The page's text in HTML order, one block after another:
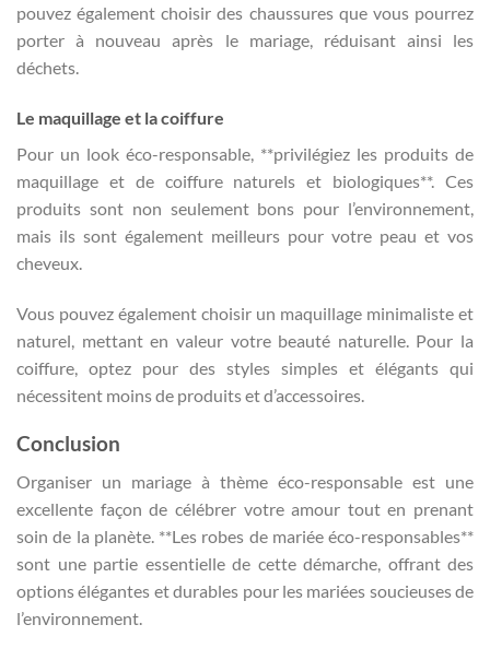
pouvez également choisir des chaussures que vous pourrez
porter à nouveau après le mariage, réduisant ainsi les
déchets.
Le maquillage et la coiffure
Pour un look éco-responsable, **privilégiez les produits de
maquillage et de coiffure naturels et biologiques**. Ces
produits sont non seulement bons pour l’environnement,
mais ils sont également meilleurs pour votre peau et vos
cheveux.
Vous pouvez également choisir un maquillage minimaliste et
naturel, mettant en valeur votre beauté naturelle. Pour la
coiffure, optez pour des styles simples et élégants qui
nécessitent moins de produits et d’accessoires.
Conclusion
Organiser un mariage à thème éco-responsable est une
excellente façon de célébrer votre amour tout en prenant
soin de la planète. **Les robes de mariée éco-responsables**
sont une partie essentielle de cette démarche, offrant des
options élégantes et durables pour les mariées soucieuses de
l’environnement.